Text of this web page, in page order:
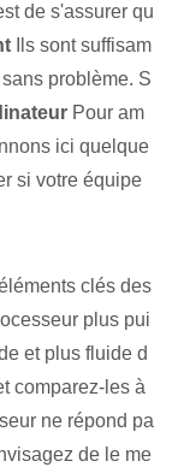
de s'assurer qu
Ils sont suffisam
problème. S
Pour am
ici quelque
si votre équipe
clés des
plus pui
et plus fluide d
comparez-les à
ne répond pa
de le me